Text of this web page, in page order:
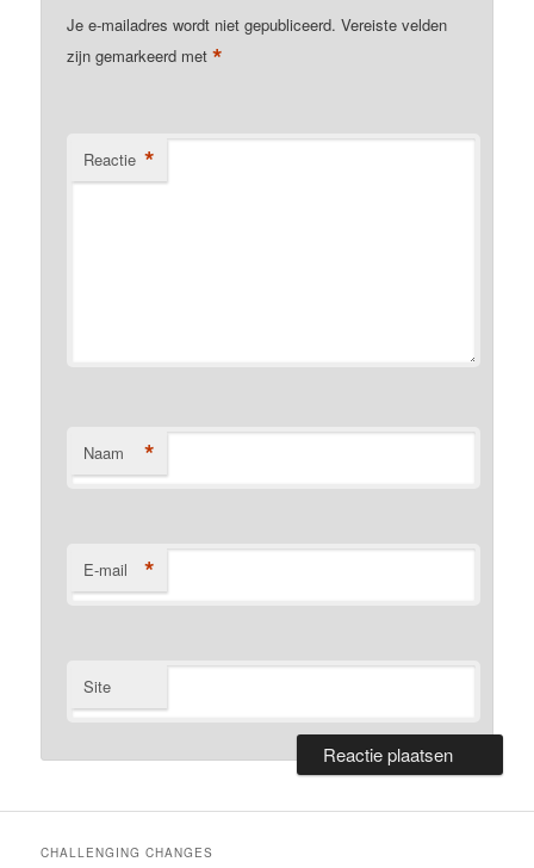
Je e-mailadres wordt niet gepubliceerd. Vereiste velden
zijn gemarkeerd met*
Reactie *
Naam *
E-mail *
Site
CHALLENGING CHANGES